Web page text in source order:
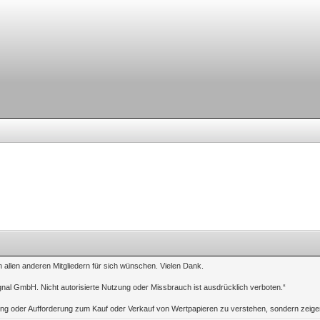
anderen Mitgliedern für sich wünschen. Vielen Dank.
GmbH. Nicht autorisierte Nutzung oder Missbrauch ist ausdrücklich verboten.“
oder Aufforderung zum Kauf oder Verkauf von Wertpapieren zu verstehen, sondern